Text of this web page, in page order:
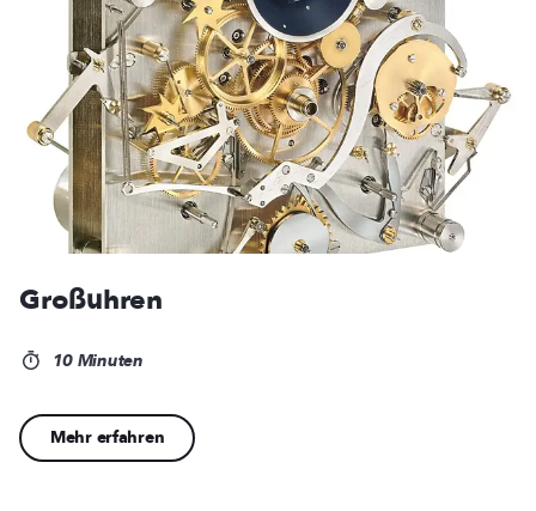
Großuhren
10 Minuten
Mehr erfahren